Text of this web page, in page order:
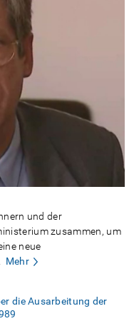
und der
zusammen, um
neue
Mehr
die Ausarbeitung der